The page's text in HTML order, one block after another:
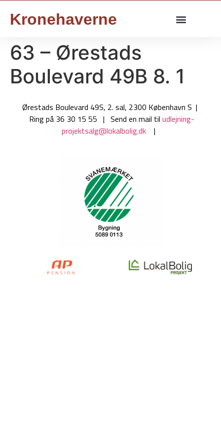
Kronehaverne
63 – Ørestads
Boulevard 49B 8. 1
Ørestads Boulevard 49S, 2. sal, 2300 København S |
Ring på 36 30 15 55 | Send en mail til udlejning-
projektsalg@lokalbolig.dk |